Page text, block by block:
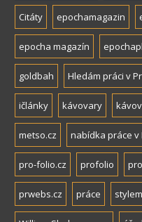
Citáty epochamagazin
epocha magazín
goldbah Hledám práci v
ičlánky kávovary
metso.cz nabídka práce v
pro-folio.cz profolio
prwebs.cz práce